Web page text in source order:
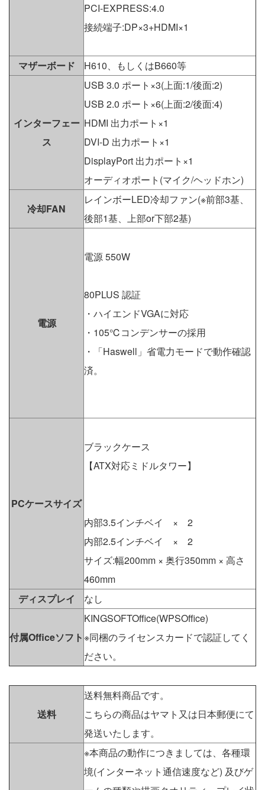
PCI-EXPRESS:4.0
接続端子:DP×3+HDMI×1
マザーボード H610、もしくはB660等
インターフェー
ス
USB 3.0 ポート×3(上面:1/後面:2)
USB 2.0 ポート×6(上面:2/後面:4)
HDMI 出力ポート×1
DVI-D 出力ポート×1
DisplayPort 出力ポート×1
オーディオポート(マイク/ヘッドホン)
冷却FAN
レインボーLED冷却ファン(※前部3基、
後部1基、上部or下部2基)
電源
電源 550W
80PLUS 認証
・ハイエンドVGAに対応
・105℃コンデンサーの採用
・「Haswell」省電力モードで動作確認
済。
PCケースサイズ
ブラックケース
【ATX対応ミドルタワー】
内部3.5インチベイ × 2
内部2.5インチベイ × 2
サイズ:幅200mm × 奥行350mm × 高さ
460mm
ディスプレイ
なし
付属Officeソフト
KINGSOFTOffice(WPSOffice)
※同梱のライセンスカードで認証してく
ださい。
送料
送料無料商品です。
こちらの商品はヤマト又は日本郵便にて
発送いたします。
※本商品の動作につきましては、各種環
境(インターネット通信速度など) 及びゲ